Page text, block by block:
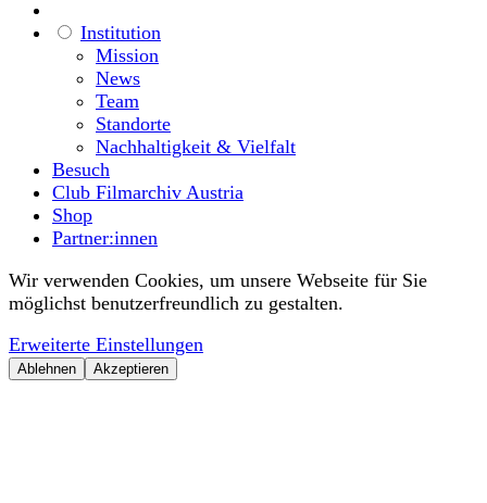
Institution
Mission
News
Team
Standorte
Nachhaltigkeit & Vielfalt
Besuch
Club Filmarchiv Austria
Shop
Partner:innen
Wir verwenden Cookies, um unsere Webseite für Sie
möglichst benutzerfreundlich zu gestalten.
Erweiterte Einstellungen
Ablehnen Akzeptieren